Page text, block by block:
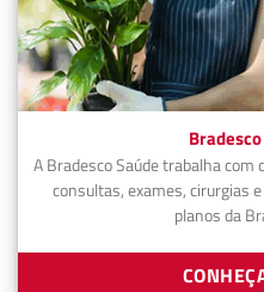
A Bradesco Saúde trabalha
consultas, exames, cirurgias
planos da